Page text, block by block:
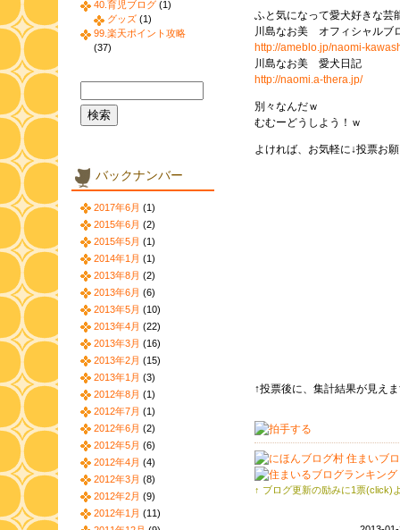
ふと気になって愛犬好きな芸
川島なお美 オフィシャルブ
http://ameblo.jp/naomi-
川島なお美 愛犬日記
http://naomi.a-thera.jp/
別々なんだｗ
むむーどうしよう！ｗ
よければ、お気軽に↓投票お
↑投票後に、集計結果が見え
↑ ブログ更新の励みに1票(click)
40.育児ブログ (1)
グッズ (1)
99.楽天ポイント攻略
(37)
バックナンバー
2017年6月 (1)
2015年6月 (2)
2015年5月 (1)
2014年1月 (1)
2013年8月 (2)
2013年6月 (6)
2013年5月 (10)
2013年4月 (22)
2013年3月 (16)
2013年2月 (15)
2013年1月 (3)
2012年8月 (1)
2012年7月 (1)
2012年6月 (2)
2012年5月 (6)
2012年4月 (4)
2012年3月 (8)
2012年2月 (9)
2012年1月 (11)